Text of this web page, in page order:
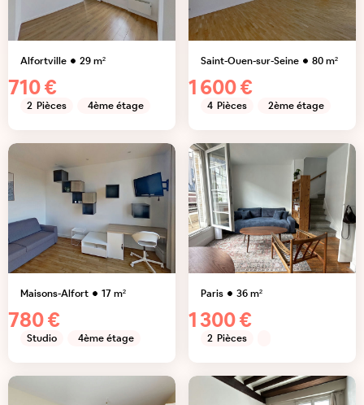
Alfortville 29m²
710 €
2 Pièces 4ème étage
Saint-Ouen-sur-Seine 80m²
1 600 €
4 Pièces 2ème étage
Maisons-Alfort 17m²
780 €
Studio 4ème étage
Paris 36m²
1 300 €
2 Pièces